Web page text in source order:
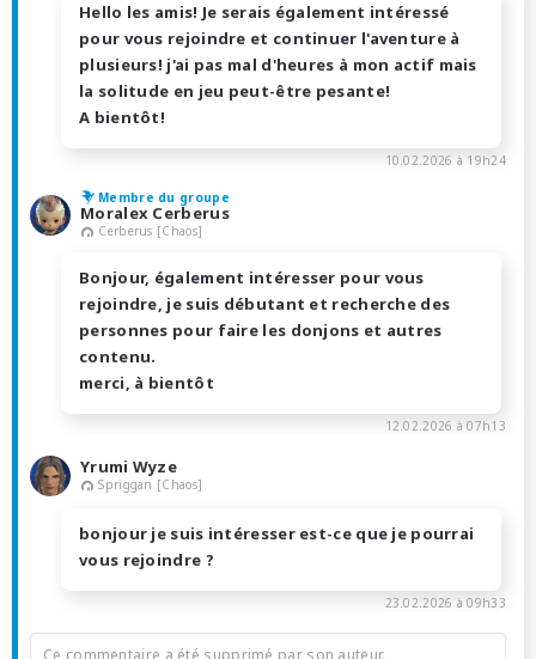
Hello les amis! Je serais également intéressé
pour vous rejoindre et continuer l'aventure à
plusieurs! j'ai pas mal d'heures à mon actif mais
la solitude en jeu peut-être pesante!
A bientôt!
10.02.2026 à 19h24
Membre du groupe
Moralex Cerberus
Cerberus [Chaos]
Bonjour, également intéresser pour vous
rejoindre, je suis débutant et recherche des
personnes pour faire les donjons et autres
contenu.
merci, à bientôt
12.02.2026 à 07h13
Yrumi Wyze
Spriggan [Chaos]
bonjour je suis intéresser est-ce que je pourrai
vous rejoindre ?
23.02.2026 à 09h33
Ce commentaire a été supprimé par son auteur.